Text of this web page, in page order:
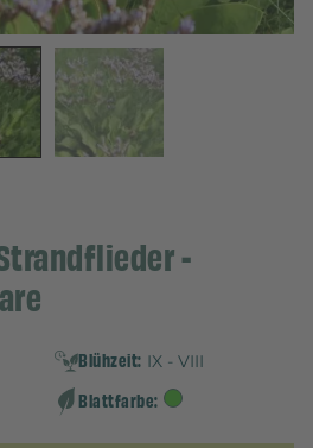
-
Blühzeit: IX - VIII
Blattfarbe: